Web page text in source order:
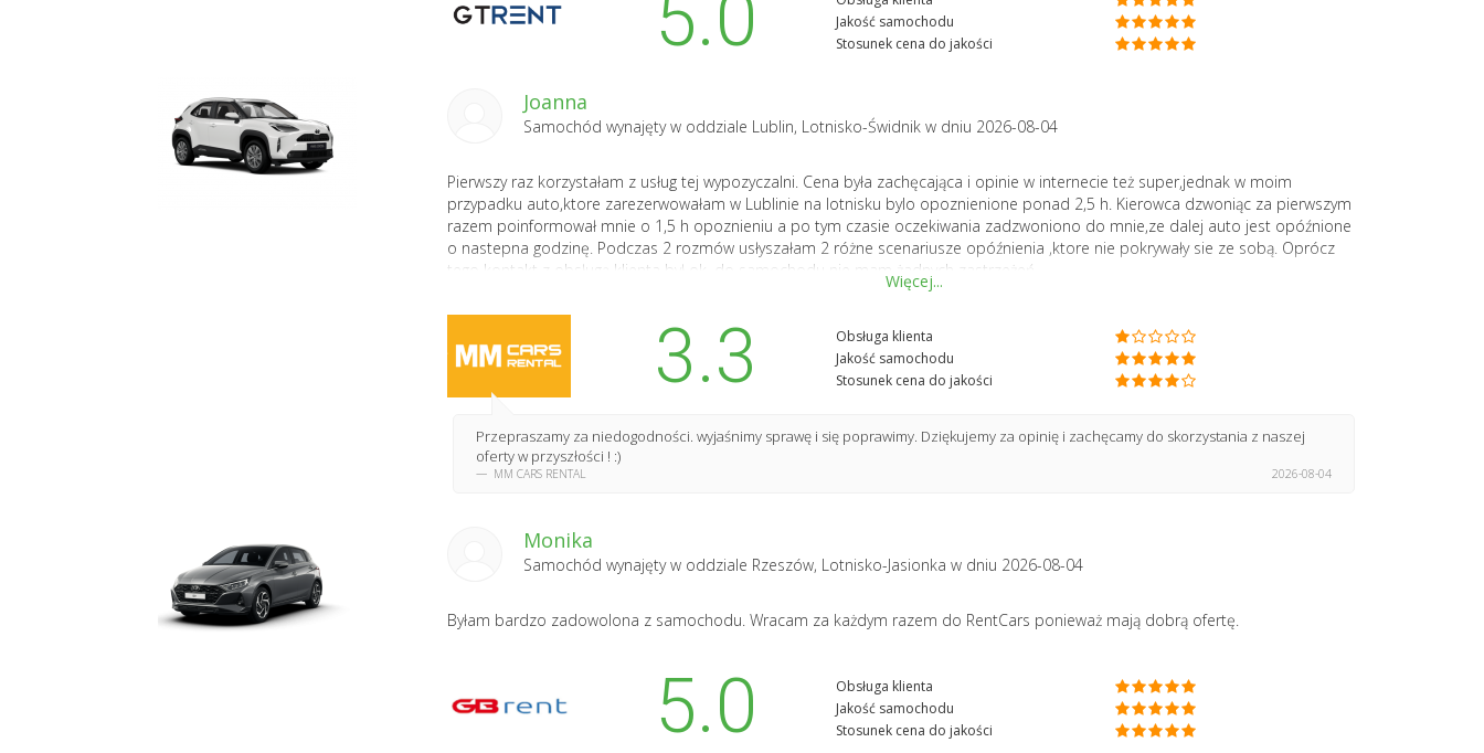
5.0
Jakość samochodu
Stosunek cena do jakości
Joanna
Samochód wynajęty w oddziale Lublin, Lotnisko-Świdnik w dniu 2026-08-04
Pierwszy raz korzystałam z usług tej wypozyczalni. Cena była zachęcająca i opinie w internecie też super,jednak w moim
przypadku auto,ktore zarezerwowałam w Lublinie na lotnisku bylo opoznienione ponad 2,5 h. Kierowca dzwoniąc za pierwszym
razem poinformował mnie o 1,5 h opoznieniu a po tym czasie oczekiwania zadzwoniono do mnie,ze dalej auto jest opóźnione
o nastepna godzinę. Podczas 2 rozmów usłyszałam 2 różne scenariusze opóźnienia ,ktore nie pokrywały sie ze sobą. Oprócz
tego kontakt z obsługą klienta był ok, do samochodu nie mam żadnych zastrzeżeń.
Więcej...
3.3
Obsługa klienta
Jakość samochodu
Stosunek cena do jakości
Przepraszamy za niedogodności. wyjaśnimy sprawę i się poprawimy. Dziękujemy za opinię i zachęcamy do skorzystania z naszej
oferty w przyszłości ! :)
MM CARS RENTAL 2026-08-04
Monika
Samochód wynajęty w oddziale Rzeszów, Lotnisko-Jasionka w dniu 2026-08-04
Byłam bardzo zadowolona z samochodu. Wracam za każdym razem do RentCars ponieważ mają dobrą ofertę.
5.0
Obsługa klienta
Jakość samochodu
Stosunek cena do jakości